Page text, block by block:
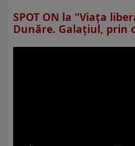
SPOT ON la "Viaţa
Dunăre. Galațiul, prin